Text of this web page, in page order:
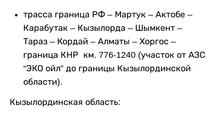
трасса граница РФ – Мартук – Актобе –
Карабутак – Кызылорда – Шымкент –
Тараз – Кордай – Алматы – Хоргос –
граница КНР км. 776-1240 (участок от АЗС
“ЭКО ойл” до границы Кызылординской
области).
Кызылординская область: